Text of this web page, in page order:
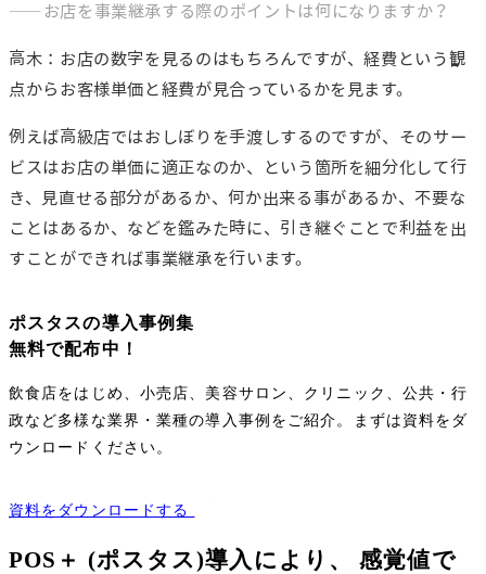
――お店を事業継承する際のポイントは何になりますか？
高木：お店の数字を見るのはもちろんですが、経費という観
点からお客様単価と経費が見合っているかを見ます。
例えば高級店ではおしぼりを手渡しするのですが、そのサー
ビスはお店の単価に適正なのか、という箇所を細分化して行
き、見直せる部分があるか、何か出来る事があるか、不要な
ことはあるか、などを鑑みた時に、引き継ぐことで利益を出
すことができれば事業継承を行います。
ポスタスの導入事例集
無料で配布中！
飲食店をはじめ、小売店、美容サロン、クリニック、公共・行
政など多様な業界・業種の導入事例をご紹介。まずは資料をダ
ウンロードください。
資料をダウンロードする
POS＋ (ポスタス)導入により、 感覚値で